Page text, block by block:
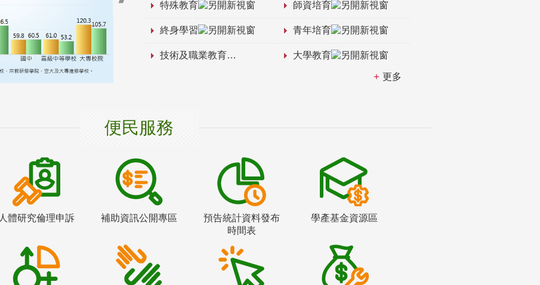
特殊教育 師資培育
終身學習 青年培育
技術及職業教育 大學教育
更多
便民服務
人體研究倫理申訴 補助資訊公開專區
預告統計資料發布
時間表
學產基金資源區